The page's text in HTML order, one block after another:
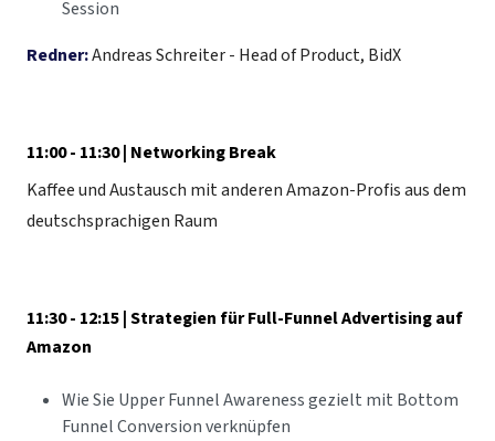
Session
Redner:Andreas Schreiter - Head of Product, BidX
11:00 - 11:30 | Networking Break
Kaffee und Austausch mit anderen Amazon-Profis aus dem
deutschsprachigen Raum
11:30 - 12:15 | Strategien für Full-Funnel Advertising auf
Amazon
Wie Sie Upper Funnel Awareness gezielt mit Bottom
Funnel Conversion verknüpfen